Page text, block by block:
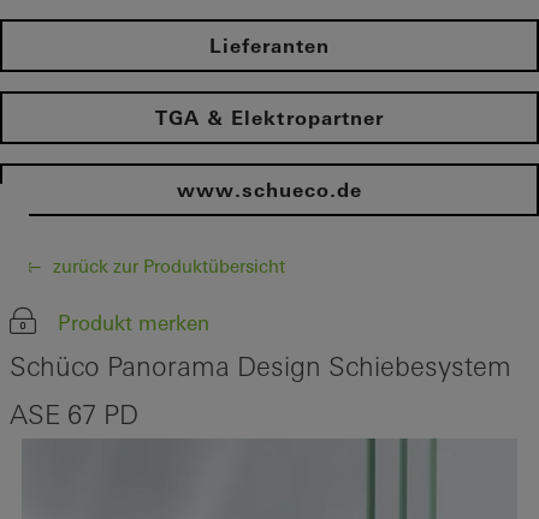
Lieferanten
TGA & Elektropartner
www.schueco.de
zurück zur Produktübersicht
Produkt merken
Schüco Panorama Design Schiebesystem
ASE 67 PD